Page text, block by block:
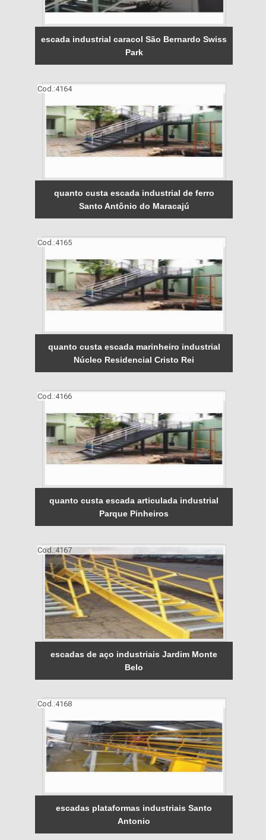
escada industrial caracol São Bernardo Swiss
Park
Cod.:4164
quanto custa escada industrial de ferro
Santo Antônio do Maracajú
Cod.:4165
quanto custa escada marinheiro industrial
Núcleo Residencial Cristo Rei
Cod.:4166
quanto custa escada articulada industrial
Parque Pinheiros
Cod.:4167
escadas de aço industriais Jardim Monte
Belo
Cod.:4168
escadas plataformas industriais Santo
Antonio